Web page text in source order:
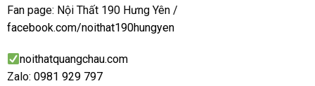
Fan page: Nội Thất 190 Hưng Yên /
facebook.com/noithat190hungyen
noithatquangchau.com
Zalo: 0981 929 797